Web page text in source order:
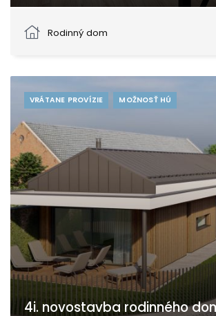
Rodinný dom
VRÁTANE PROVÍZIE MOŽNOSŤ HÚ
4i. novostavba rodinného